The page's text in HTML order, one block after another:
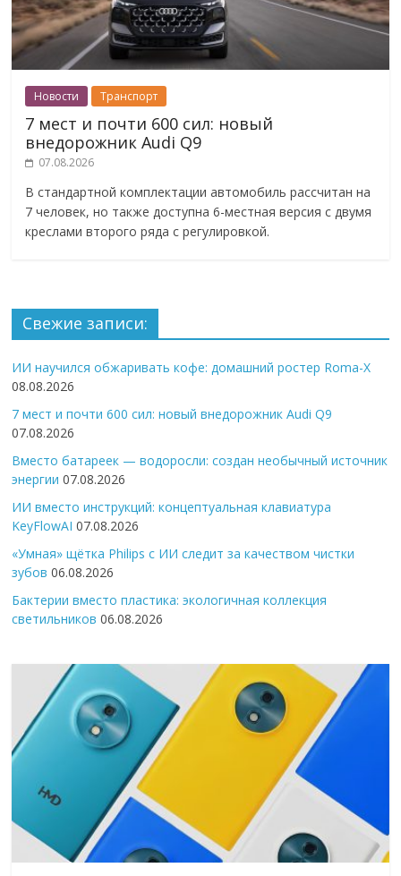
Новости Транспорт
7 мест и почти 600 сил: новый
внедорожник Audi Q9
07.08.2026
В стандартной комплектации автомобиль рассчитан на
7 человек, но также доступна 6-местная версия с двумя
креслами второго ряда с регулировкой.
Свежие записи:
ИИ научился обжаривать кофе: домашний ростер Roma-X
08.08.2026
7 мест и почти 600 сил: новый внедорожник Audi Q9
07.08.2026
Вместо батареек — водоросли: создан необычный источник
энергии 07.08.2026
ИИ вместо инструкций: концептуальная клавиатура
KeyFlowAI 07.08.2026
«Умная» щётка Philips с ИИ следит за качеством чистки
зубов 06.08.2026
Бактерии вместо пластика: экологичная коллекция
светильников 06.08.2026